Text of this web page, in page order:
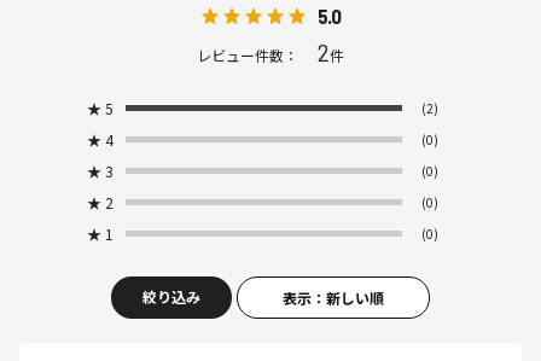
5.0
レビュー件数： 2件
★ 5 (2)
★ 4 (0)
★ 3 (0)
★ 2 (0)
★ 1 (0)
絞り込み 表示：新しい順